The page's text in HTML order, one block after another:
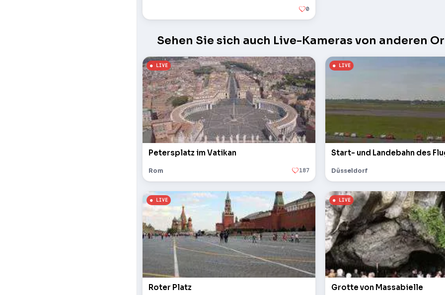
0
Sehen Sie sich auch Live-Kameras von anderen
Petersplatz im Vatikan
Rom 187
Start- und Landebahn des
Düsseldorf
Roter Platz Grotte von Massabielle